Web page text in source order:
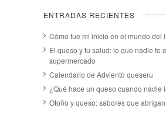
ENTRADAS RECIENTES
Cómo fue mi inicio en el mundo del
El queso y tu salud: lo que nadie te
supermercado
Calendario de Adviento queseru
¿Qué hace un queso cuando nadie
Otoño y queso: sabores que abrigan